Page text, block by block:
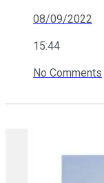
08/09/2022
15:44
No Comments